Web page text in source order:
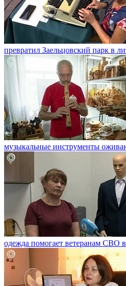
превратил Заельцовский парк в
музыкальные инструменты
одежда помогает ветеранам СВО